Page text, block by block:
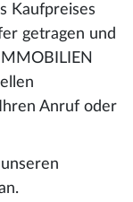
Kaufpreises
getragen und
Anruf oder